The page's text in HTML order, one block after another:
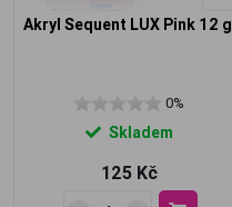
Akryl Sequent LUX Pink 12 g
0%
Skladem
125 Kč